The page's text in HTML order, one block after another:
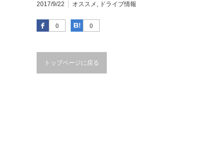
2017/9/22 オススメ , ドライブ情報
0
Facebook 0
はてなブックマーク
トップページに戻る